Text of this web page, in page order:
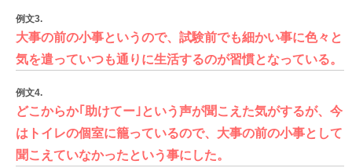
例文3.
大事の前の小事というので、試験前でも細かい事に色々と
気を遣っていつも通りに生活するのが習慣となっている。
例文4.
どこからか｢助けてー｣という声が聞こえた気がするが、今
はトイレの個室に籠っているので、大事の前の小事として
聞こえていなかったという事にした。